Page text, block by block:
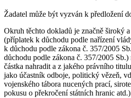
Žadatel může být vyzván k předložení
Okruh těchto dokladů je značně široký
(příplatek k důchodu podle nařízení
k důchodu podle zákona č. 357/2005
důchodu podle zákona č. 357/2005 Sb.)
částka nahradit a z jakého právního
jako účastník odboje, politický vězeň,
vojenského tábora nucených prací,
pokusu o překročení státních hranic